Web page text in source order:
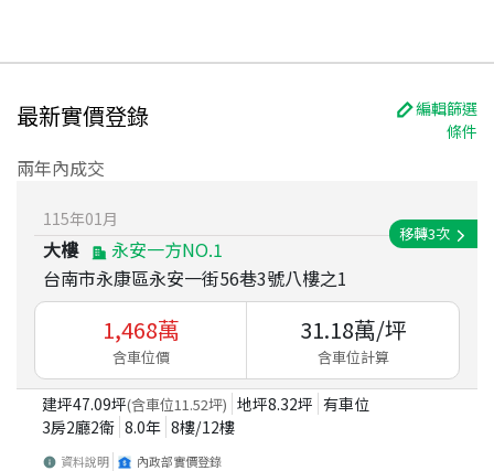
最新實價登錄
編輯篩選
條件
兩年內成交
115年01月
大樓
永安一方NO.1
台南市永康區永安一街56巷3號八樓之1
移轉3次
1,468萬
含車位價
31.18萬/坪
含車位計算
建坪47.09坪(含車位11.52坪) 地坪8.32坪 有車位
3房2廳2衛 8.0年 8樓/12樓
資料說明 內政部實價登錄